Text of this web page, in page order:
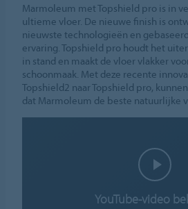
Marmoleum met Topshield pro is in
ultieme vloer. De nieuwe finish is
nieuwste technologieën en
ervaring. Topshield pro houdt het
in stand en maakt de vloer vlakker
schoonmaak. Met deze recente
Topshield2 naar Topshield pro,
dat Marmoleum de beste natuurlijke
YouTube-video